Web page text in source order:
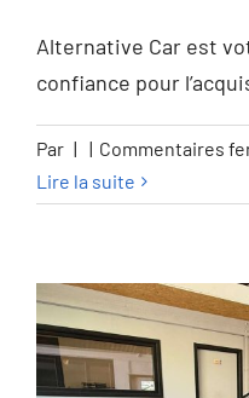
Alternative Car est
confiance pour
Par | | Commentaires
Lire la suite